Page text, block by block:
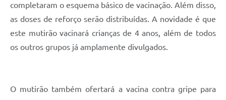
completaram o esquema básico de vacinação. Além disso,
as doses de reforço serão distribuídas. A novidade é que
este mutirão vacinará crianças de 4 anos, além de todos
os outros grupos já amplamente divulgados.
O mutirão também ofertará a vacina contra gripe para